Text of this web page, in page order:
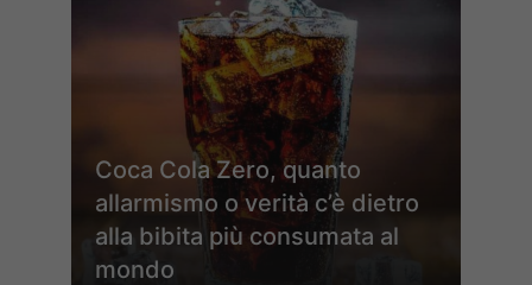
Coca Cola Zero, quanto
allarmismo o verità c’è dietro
alla bibita più consumata al
mondo